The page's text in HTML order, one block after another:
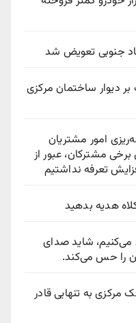
دیوار ساختمان مرکزی
امور مشتریان
مشترکان، عبور از
تعرفه نداشتیم
هدیه بدهید
می‌کنیم، شاید صدای
را حس می‌کند.
به تنهایی قادر